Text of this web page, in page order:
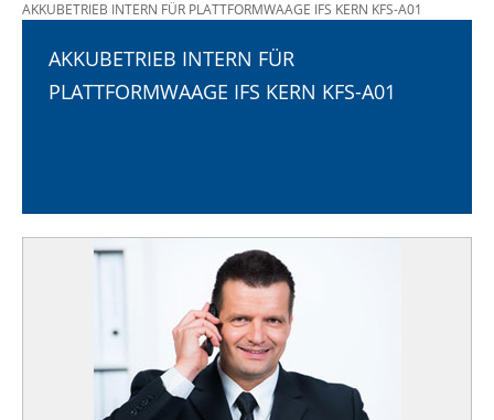
AKKUBETRIEB INTERN FÜR PLATTFORMWAAGE IFS KERN KFS-A01
AKKUBETRIEB INTERN FÜR
PLATTFORMWAAGE IFS KERN KFS-A01